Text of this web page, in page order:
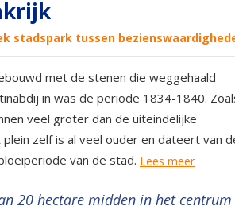
stadspark tussen
met de stenen die weggehaald
in was de periode 1834-1840.
veel groter dan de uiteindelijke
zelf is al veel ouder en dateert van
van de stad. Lees meer
20 hectare midden in het centrum